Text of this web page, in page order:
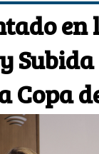
Copa